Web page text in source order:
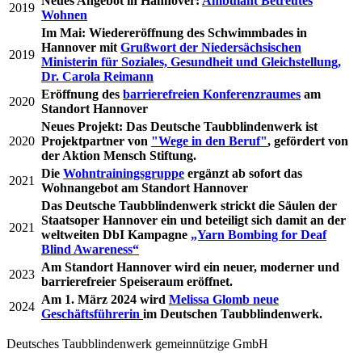
2019
Wohnen
2019
Im Mai: Wiedereröffnung des Schwimmbades in
Hannover mit Grußwort der Niedersächsischen
Ministerin für Soziales, Gesundheit und Gleichstellung,
Dr. Carola Reimann
2020
Eröffnung des barrierefreien Konferenzraumes am
Standort Hannover
2020
Neues Projekt: Das Deutsche Taubblindenwerk ist
Projektpartner von "Wege in den Beruf", gefördert von
der Aktion Mensch Stiftung.
2021
Die Wohntrainingsgruppe ergänzt ab sofort das
Wohnangebot am Standort Hannover
2021
Das Deutsche Taubblindenwerk strickt die Säulen der
Staatsoper Hannover ein und beteiligt sich damit an der
weltweiten DbI Kampagne „Yarn Bombing for Deaf
Blind Awareness“
2023
Am Standort Hannover wird ein neuer, moderner und
barrierefreier Speiseraum eröffnet.
2024
Am 1. März 2024 wird Melissa Glomb neue
Geschäftsführerin im Deutschen Taubblindenwerk.
Deutsches Taubblindenwerk gemeinnützige GmbH